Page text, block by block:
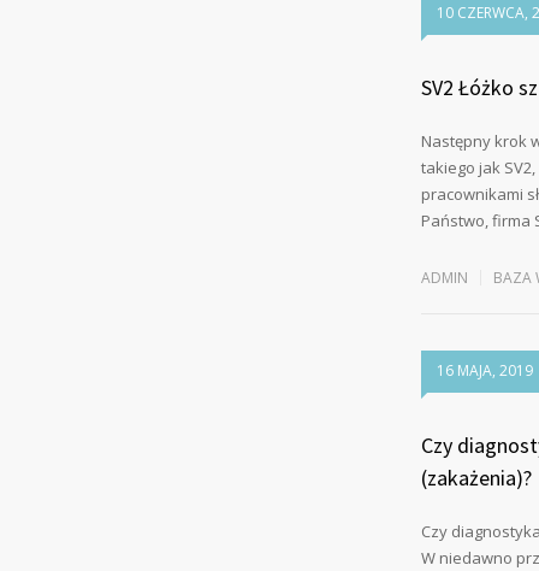
10 CZERWCA,
SV2 Łóżko
Następny krok
takiego jak
pracownikami
Państwo, firma
ADMIN BAZA
16 MAJA, 2019
Czy
(zakażenia)?
Czy
W niedawno